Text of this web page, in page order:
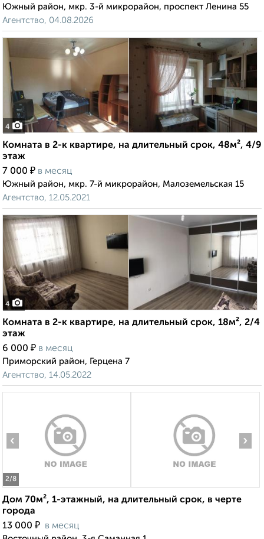
Южный район, мкр. 3-й микрорайон, проспект Ленина 55
Агентство, 04.08.2026
4
Комната в 2-к квартире, на длительный срок, 48м², 4/9
этаж
7 000 ₽ в месяц
Южный район, мкр. 7-й микрорайон, Малоземельская 15
Агентство, 12.05.2021
4
Комната в 2-к квартире, на длительный срок, 18м², 2/4
этаж
6 000 ₽ в месяц
Приморский район, Герцена 7
Агентство, 14.05.2022
2/8
‹ ›
Дом 70м², 1-этажный, на длительный срок, в черте
города
13 000 ₽ в месяц